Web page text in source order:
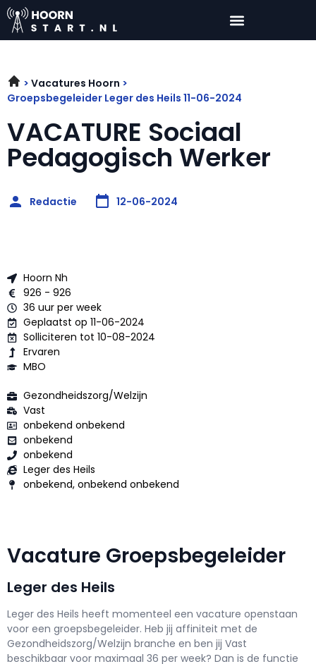
Vacatures Hoorn
Groepsbegeleider Leger des Heils 11-06-2024
VACATURE Sociaal
Pedagogisch Werker
Redactie 12-06-2024
Hoorn Nh
926 - 926
36 uur per week
Geplaatst op 11-06-2024
Solliciteren tot 10-08-2024
Ervaren
MBO
Gezondheidszorg/Welzijn
Vast
onbekend onbekend
onbekend
onbekend
Leger des Heils
onbekend, onbekend onbekend
Vacature Groepsbegeleider
Leger des Heils
Leger des Heils heeft momenteel een vacature openstaan
voor een groepsbegeleider. Heb jij affiniteit met de
Gezondheidszorg/Welzijn branche en ben jij Vast
beschikbaar voor maximaal 36 per week? Dan is de functie